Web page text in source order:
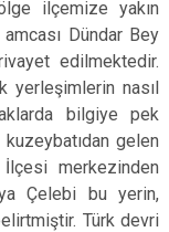
ilçemize yakın
Dündar Bey
edilmektedir.
yerleşimlerin nasıl
bilgiye pek
gelen
merkezinden
Çelebi bu yerin,
Türk devri